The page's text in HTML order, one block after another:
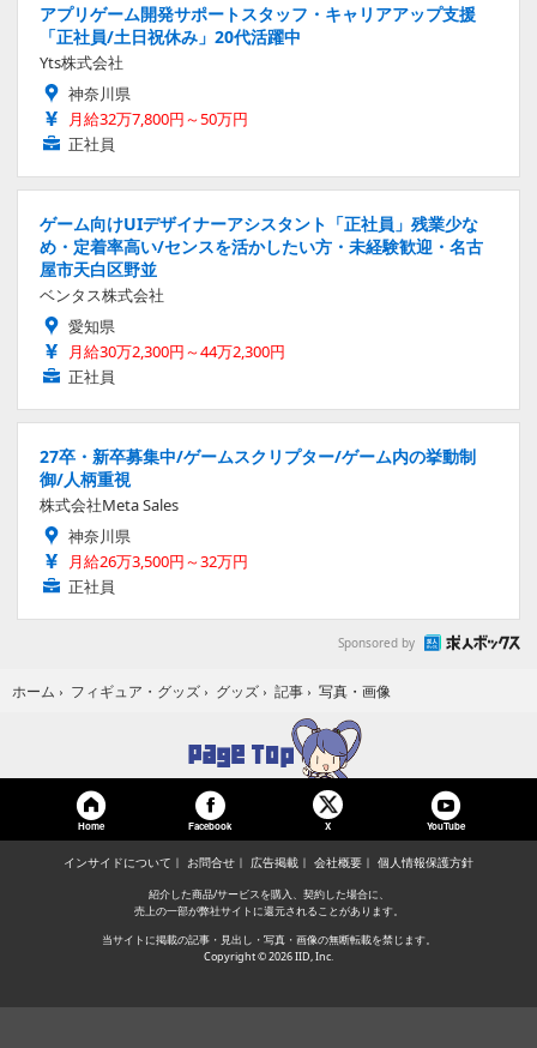
アプリゲーム開発サポートスタッフ・キャリアアップ支援
「正社員/土日祝休み」20代活躍中
Yts株式会社
神奈川県
月給32万7,800円～50万円
正社員
ゲーム向けUIデザイナーアシスタント「正社員」残業少な
め・定着率高い/センスを活かしたい方・未経験歓迎・名古
屋市天白区野並
ベンタス株式会社
愛知県
月給30万2,300円～44万2,300円
正社員
27卒・新卒募集中/ゲームスクリプター/ゲーム内の挙動制
御/人柄重視
株式会社Meta Sales
神奈川県
月給26万3,500円～32万円
正社員
Sponsored by
ホーム › フィギュア・グッズ › グッズ › 記事 › 写真・画像
Home Facebook X YouTube
インサイドについて お問合せ 広告掲載 会社概要 個人情報保護方針
紹介した商品/サービスを購入、契約した場合に、
売上の一部が弊社サイトに還元されることがあります。
当サイトに掲載の記事・見出し・写真・画像の無断転載を禁じます。
Copyright © 2026 IID, Inc.